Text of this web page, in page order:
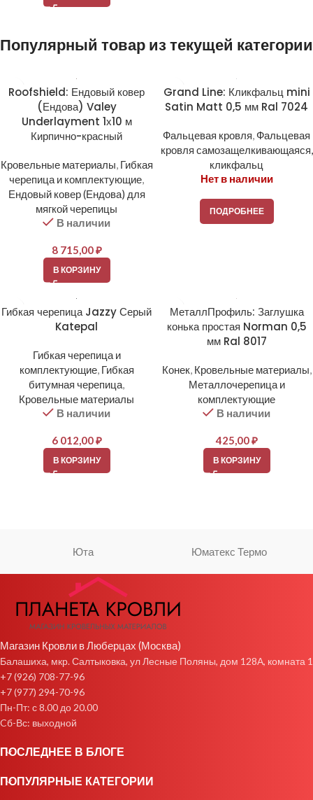
Популярный товар из текущей категории
Roofshield: Ендовый ковер
(Ендова) Valey
Underlayment 1х10 м
Кирпично-красный
Кровельные материалы, Гибкая
черепица и комплектующие,
Ендовый ковер (Ендова) для
мягкой черепицы
В наличии
8 715,00₽
В КОРЗИНУ
Grand Line: Кликфальц mini
Satin Matt 0,5 мм Ral 7024
Фальцевая кровля, Фальцевая
кровля самозащелкивающаяся,
кликфальц
Нет в наличии
ПОДРОБНЕЕ
Гибкая черепица Jazzy Серый
Katepal
Гибкая черепица и
комплектующие, Гибкая
битумная черепица,
Кровельные материалы
В наличии
6 012,00₽
В КОРЗИНУ
МеталлПрофиль: Заглушка
конька простая Norman 0,5
мм Ral 8017
Конек, Кровельные материалы,
Металлочерепица и
комплектующие
В наличии
425,00₽
В КОРЗИНУ
Юта Юматекс Термо
Магазин Кровли в Люберцах (Москва)
Балашиха, мкр. Салтыковка, ул Лесные Поляны, дом 128А, комната 1
+7 (926) 708-77-96
+7 (977) 294-70-96
Пн-Пт: с 8.00 до 20.00
Cб-Вс: выходной
ПОСЛЕДНЕЕ В БЛОГЕ
ПОПУЛЯРНЫЕ КАТЕГОРИИ